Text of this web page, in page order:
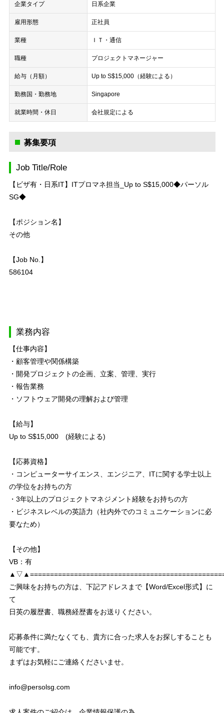
企業タイプ 日系企業
雇用形態 正社員
業種 ＩＴ・通信
職種 プロジェクトマネージャー
給与（月額） Up to S$15,000（経験による）
勤務国・勤務地 Singapore
就業時間・休日 会社規定による
募集要項
Job Title/Role
【ビザ有・日系IT】ITプロマネ担当_Up to S$15,000◆パーソル
SG◆
【ポジション名】
その他
【Job No.】
586104
業務内容
【仕事内容】
・顧客管理や関係構築
・開発プロジェクトの企画、立案、管理、実行
・報告業務
・ソフトウェア開発の理解および管理
【給与】
Up to S$15,000 (経験による)
【応募資格】
・コンピューターサイエンス、エンジニア、ITに関する学士以上
の学位をお持ちの方
・3年以上のプロジェクトマネジメント経験をお持ちの方
・ビジネスレベルの英語力（社内外でのコミュニケーションに必
要なため）
【その他】
VB：有
ご興味をお持ちの方は、下記アドレスまで【Word/Excel形式】に
て
日英の履歴書、職務経歴書をお送りください。
応募条件に満たなくても、貴方に合った求人をお探しすることも
可能です。
まずはお気軽にご連絡くださいませ。
info@persolsg.com